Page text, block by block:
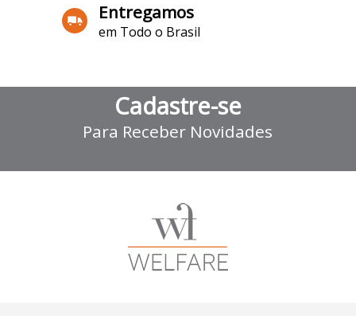
Entregamos
em Todo o Brasil
Cadastre-se
Para Receber Novidades